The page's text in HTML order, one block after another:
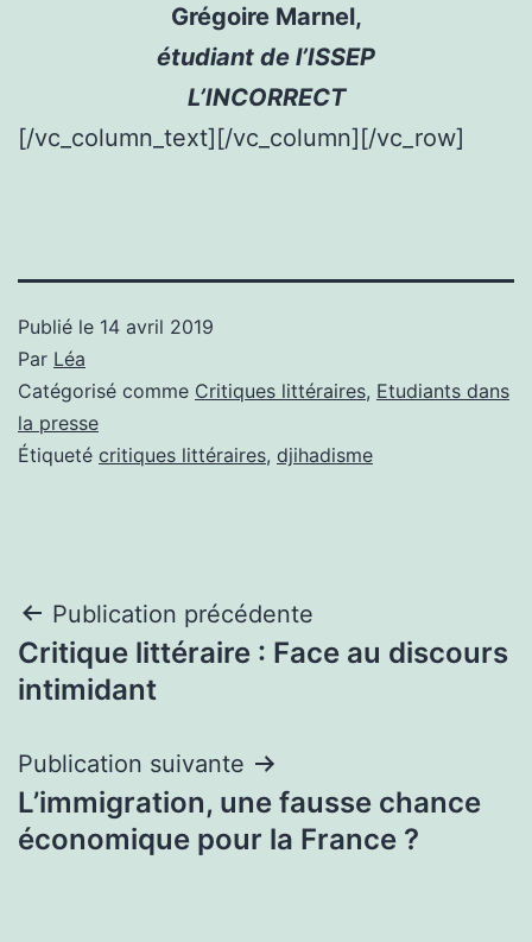
Grégoire Marnel,
étudiant de l’ISSEP
L’INCORRECT
[/vc_column_text][/vc_column][/vc_row]
Publié le 14 avril 2019
Par Léa
Catégorisé comme Critiques littéraires, Etudiants dans
la presse
Étiqueté critiques littéraires, djihadisme
Navigation
de
Publication précédente
Critique littéraire : Face au discours
intimidant
Publication suivante
L’immigration, une fausse chance
économique pour la France ?